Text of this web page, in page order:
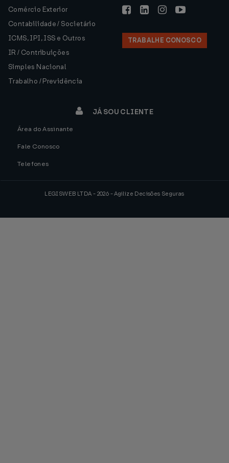
Comércio Exterior
Contabilidade / Societário
ICMS, IPI, ISS e Outros
IR / Contribuições
Simples Nacional
Trabalho / Previdência
TRABALHE CONOSCO
JÁ SOU CLIENTE
Área do Assinante
Fale Conosco
Telefones
LEGISWEB LTDA - 2026 - Agilize Decisões Seguras